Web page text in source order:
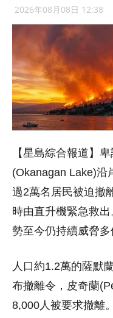
2026年08月08日 12:38
【星島綜合報道】
(Okanagan Lake)沿
過2萬名居民被迫撤
時由直升機緊急救
勢至今仍持續威脅多
人口約1.2萬的薩默
布撤離令，皮奇蘭
8,000人被要求撤離